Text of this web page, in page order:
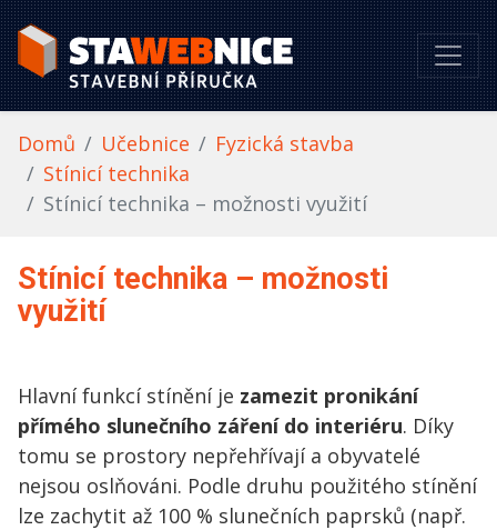
Domů Učebnice
Fyzická stavba
Stínicí technika
Stínicí technika – možnosti využití
Stínicí technika – možnosti
využití
Hlavní funkcí stínění je zamezit pronikání
přímého slunečního záření do interiéru. Díky
tomu se prostory nepřehřívají a obyvatelé
nejsou oslňováni. Podle druhu použitého stínění
lze zachytit až 100 % slunečních paprsků (např.